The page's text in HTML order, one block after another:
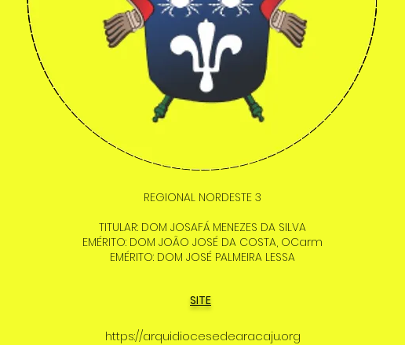
REGIONAL NORDESTE 3
TITULAR: DOM JOSAFÁ MENEZES DA SILVA
EMÉRITO: DOM JOÃO JOSÉ DA COSTA, OCarm
EMÉRITO: DOM JOSÉ PALMEIRA LESSA
SITE
https://arquidiocesedearacaju.org